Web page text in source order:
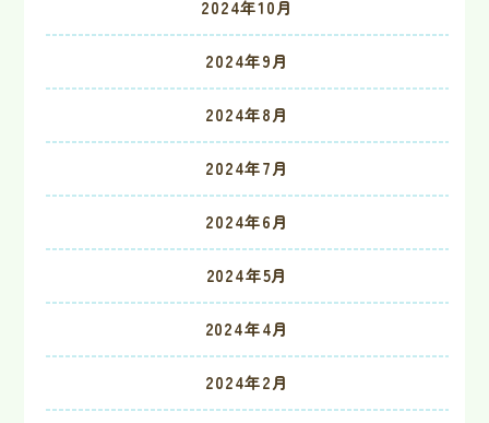
2024年10月
2024年9月
2024年8月
2024年7月
2024年6月
2024年5月
2024年4月
2024年2月